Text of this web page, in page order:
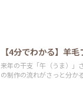
【4分でわかる】羊
来年の干支「午（うま）」
の制作の流れがさっと分か